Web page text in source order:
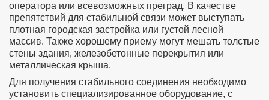
оператора или всевозможных преград. В качестве
препятствий для стабильной связи может выступать
плотная городская застройка или густой лесной
массив. Также хорошему приему могут мешать толстые
стены здания, железобетонные перекрытия или
металлическая крыша.
Для получения стабильного соединения необходимо
установить специализированное оборудование, с